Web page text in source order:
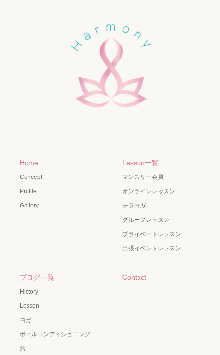
Home
Concept
Profile
Gallery
Lesson一覧
マンスリー会員
オンラインレッスン
テラヨガ
グループレッスン
プライベートレッスン
出張イベントレッスン
ブログ一覧
History
Lesson
ヨガ
ポールコンディショニング
旅
Contact